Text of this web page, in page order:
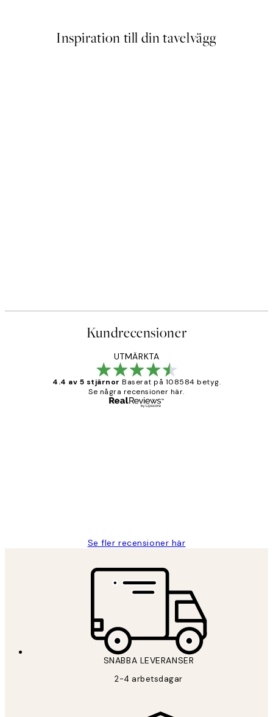
Inspiration till din tavelvägg
Kundrecensioner
UTMÄRKTA
4.4 av 5 stjärnor Baserat på 108584 betyg.
Se några recensioner här.
Se fler recensioner här
SNABBA LEVERANSER
2-4 arbetsdagar